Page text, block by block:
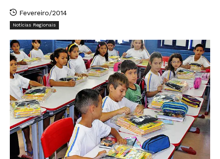
Fevereiro/2014
Notícias Regionais